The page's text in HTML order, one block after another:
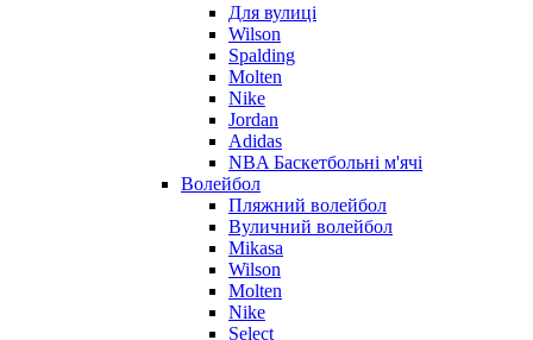
Для вулиці
Wilson
Spalding
Molten
Nike
Jordan
Adidas
NBA Баскетбольні м'ячі
Волейбол
Пляжний волейбол
Вуличний волейбол
Mikasa
Wilson
Molten
Nike
Select